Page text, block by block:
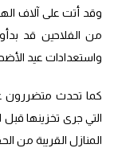
وقد أتت على آلاف
من الفلاحين قد
واستعدادات عيد
كما تحدث متضررون
التي جرى تخزينها
المنازل القريبة من